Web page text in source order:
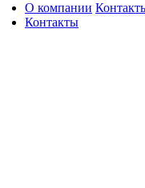
О компании
Контакты